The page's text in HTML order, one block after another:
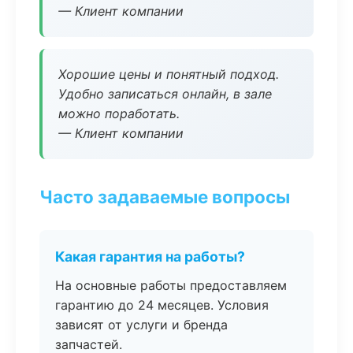
— Клиент компании
Хорошие цены и понятный подход.
Удобно записаться онлайн, в зале
можно поработать.
— Клиент компании
Часто задаваемые вопросы
Какая гарантия на работы?
На основные работы предоставляем
гарантию до 24 месяцев. Условия
зависят от услуги и бренда
запчастей.